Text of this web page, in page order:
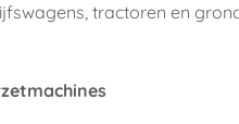
tractoren en